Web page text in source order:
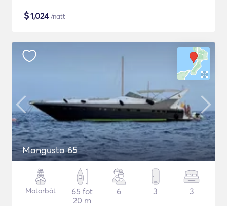
$1,024/natt
Mangusta 65
Motorbåt
65 fot
20 m
6 3 3